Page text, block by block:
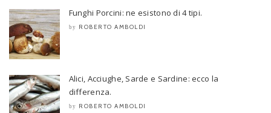
Funghi Porcini: ne esistono di 4 tipi.
by ROBERTO AMBOLDI
Alici, Acciughe, Sarde e Sardine: ecco la
differenza.
by ROBERTO AMBOLDI